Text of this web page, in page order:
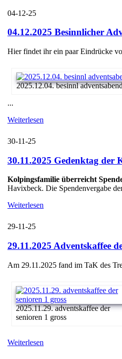
04-12-25
04.12.2025 Besinnlicher
Hier findet ihr ein paar Eindrücke
2025.12.04. besinnl
...
Weiterlesen
30-11-25
30.11.2025 Gedenktag der
Kolpingsfamilie überreicht
Havixbeck. Die Spendenvergabe
Weiterlesen
29-11-25
29.11.2025 Adventskaffee
Am 29.11.2025 fand im TaK des
2025.11.29. adventskaffee der
senioren 1 gross
Weiterlesen